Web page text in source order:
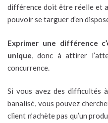
différence doit être réelle et
pouvoir se targuer d’en
Exprimer une différence
unique, donc à attirer
concurrence.
Si vous avez des difficultés
banalisé, vous pouvez
client n’achète pas qu’un